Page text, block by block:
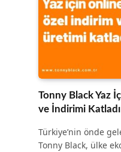
Tonny Black Yaz
ve İndirimi Katladı
Türkiye’nin önde
Tonny Black, ülke